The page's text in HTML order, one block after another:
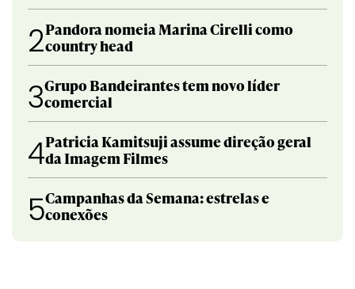
2Pandora nomeia Marina Cirelli como
country head
3Grupo Bandeirantes tem novo líder
comercial
4Patricia Kamitsuji assume direção geral
da Imagem Filmes
5Campanhas da Semana: estrelas e
conexões